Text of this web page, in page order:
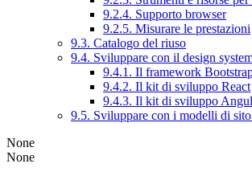
9.2.4. Supporto browser
9.2.5. Misurare le prestazioni
9.3. Catalogo del riuso
9.4. Sviluppare con il design
9.4.1. Il framework
9.4.2. Il kit di sviluppo React
9.4.3. Il kit di sviluppo
9.5. Sviluppare con i modelli di
None
None